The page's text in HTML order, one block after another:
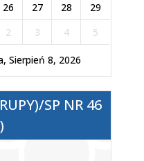
26 27 28
29
2 3 4 5
Sierpień 8, 2026
SP NR 46